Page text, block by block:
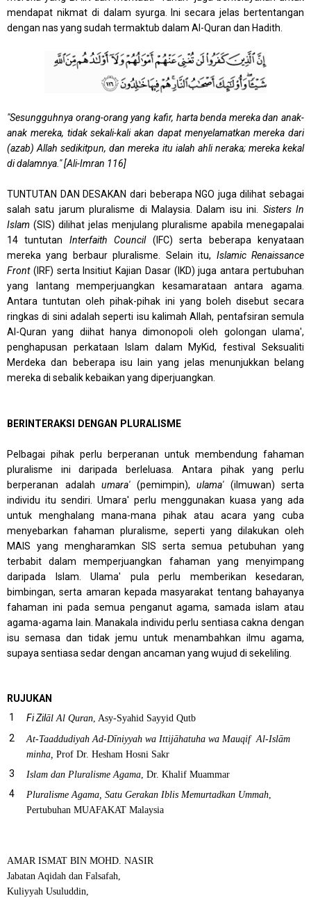
mendapat nikmat di dalam syurga. Ini secara jelas bertentangan
dengan nas yang sudah termaktub dalam Al-Quran dan Hadith.
"Sesungguhnya orang-orang yang kafir, harta benda mereka dan anak-
anak mereka, tidak sekali-kali akan dapat menyelamatkan mereka dari
(azab) Allah sedikitpun, dan mereka itu ialah ahli neraka; mereka kekal
di dalamnya." [Ali-Imran 116]
TUNTUTAN DAN DESAKAN dari beberapa NGO juga dilihat sebagai
salah satu jarum pluralisme di Malaysia. Dalam isu ini. Sisters In
Islam (SIS) dilihat jelas menjulang pluralisme apabila menegapalai
14 tuntutan Interfaith Council (IFC) serta beberapa kenyataan
mereka yang berbaur pluralisme. Selain itu, Islamic Renaissance
Front(IRF) serta Insitiut Kajian Dasar (IKD) juga antara pertubuhan
yang lantang memperjuangkan kesamarataan antara agama.
Antara tuntutan oleh pihak-pihak ini yang boleh disebut secara
ringkas di sini adalah seperti isu kalimah Allah, pentafsiran semula
Al-Quran yang diihat hanya dimonopoli oleh golongan ulama',
penghapusan perkataan Islam dalam MyKid, festival Seksualiti
Merdeka dan beberapa isu lain yang jelas menunjukkan belang
mereka di sebalik kebaikan yang diperjuangkan.
BERINTERAKSI DENGAN PLURALISME
Pelbagai pihak perlu berperanan untuk membendung fahaman
pluralisme ini daripada berleluasa. Antara pihak yang perlu
berperanan adalah umara' (pemimpin), ulama'(ilmuwan) serta
individu itu sendiri. Umara' perlu menggunakan kuasa yang ada
untuk menghalang mana-mana pihak atau acara yang cuba
menyebarkan fahaman pluralisme, seperti yang dilakukan oleh
MAIS yang mengharamkan SIS serta semua petubuhan yang
terbabit dalam memperjuangkan fahaman yang menyimpang
daripada Islam. Ulama' pula perlu memberikan kesedaran,
bimbingan, serta amaran kepada masyarakat tentang bahayanya
fahaman ini pada semua penganut agama, samada islam atau
agama-agama lain. Manakala individu perlu sentiasa cakna dengan
isu semasa dan tidak jemu untuk menambahkan ilmu agama,
supaya sentiasa sedar dengan ancaman yang wujud di sekeliling.
RUJUKAN
Fi Zilāl Al Quran, Asy-Syahid Sayyid Qutb
At-Taaddudiyah Ad-Dīniyyah wa Ittijāhatuha wa Mauqif Al-Islām
minha,Prof Dr. Hesham Hosni Sakr
Islam dan Pluralisme Agama , Dr. Khalif Muammar
Pluralisme Agama, Satu Gerakan Iblis Memurtadkan Ummah
Pertubuhan MUAFAKAT Malaysia
AMAR ISMAT BIN MOHD. NASIR
Jabatan Aqidah dan Falsafah,
Kuliyyah Usuluddin,